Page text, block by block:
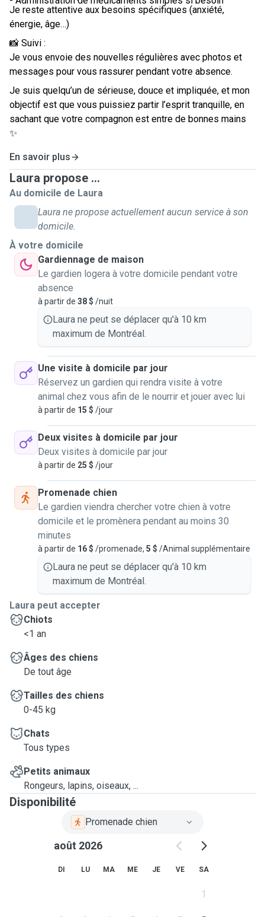
Je reste attentive aux besoins spécifiques (anxiété,
énergie, âge…)
📸 Suivi :
Je vous envoie des nouvelles régulières avec photos et
messages pour vous rassurer pendant votre absence.
Je suis quelqu’un de sérieuse, douce et impliquée, et mon
objectif est que vous puissiez partir l’esprit tranquille, en
sachant que votre compagnon est entre de bonnes mains
✨
En savoir plus
Laura propose ...
Au domicile de Laura
Laura ne propose actuellement aucun service à son
domicile.
À votre domicile
Gardiennage de maison
Le gardien logera à votre domicile pendant votre
absence
à partir de 38 $ /nuit
Laura ne peut se déplacer qu'à 10 km
maximum de Montréal.
Une visite à domicile par jour
Réservez un gardien qui rendra visite à votre
animal chez vous afin de le nourrir et jouer avec lui
à partir de 15 $ /jour
Deux visites à domicile par jour
Deux visites à domicile par jour
à partir de 25 $ /jour
Promenade chien
Le gardien viendra chercher votre chien à votre
domicile et le promènera pendant au moins 30
minutes
à partir de 16 $ /promenade, 5 $ /Animal supplémentaire
Laura ne peut se déplacer qu'à 10 km
maximum de Montréal.
Laura peut accepter
Chiots
<1 an
Âges des chiens
De tout âge
Tailles des chiens
0-45 kg
Chats
Tous types
Petits animaux
Rongeurs, lapins, oiseaux, ...
Disponibilité
Promenade chien
août 2026
DI LU MA ME JE VE SA
1